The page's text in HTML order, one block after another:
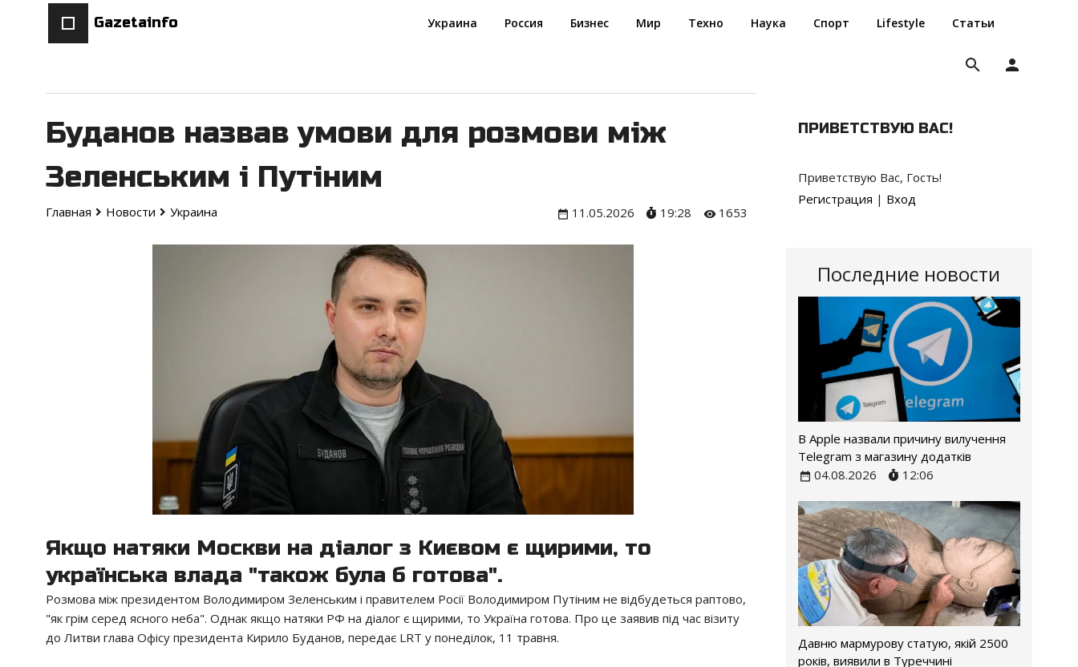
Gazetainfo Украина Россия Бизнес Мир Техно Наука Спорт Lifestyle Статьи
person
search
Буданов назвав умови для розмови між
Зеленським і Путіним
Главная Новости Украина 11.05.2026 19:28 1653
Якщо натяки Москви на діалог з Києвом є щирими, то
українська влада "також була б готова".
Розмова між президентом Володимиром Зеленським і правителем Росії Володимиром Путіним не відбудеться раптово,
"як грім серед ясного неба". Однак якщо натяки РФ на діалог є щирими, то Україна готова. Про це заявив під час візиту
до Литви глава Офісу президента Кирило Буданов, передає LRT у понеділок, 11 травня.
ПРИВЕТСТВУЮ ВАС!
Приветствую Вас, Гость!
Регистрация | Вход
Последние новости
В Apple назвали причину вилучення
Telegram з магазину додатків
04.08.2026
12:06
Давню мармурову статую, якій 2500
років, виявили в Туреччині